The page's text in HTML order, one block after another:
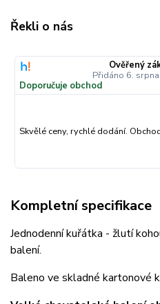
Řekli o nás
Ověřený
Přidáno 6. srpna
Doporučuje obchod
Skvělé ceny, rychlé dodání.
Kompletní specifikace
Jednodenní kuřátka - žlutí
balení.
Baleno ve skladné kartonové